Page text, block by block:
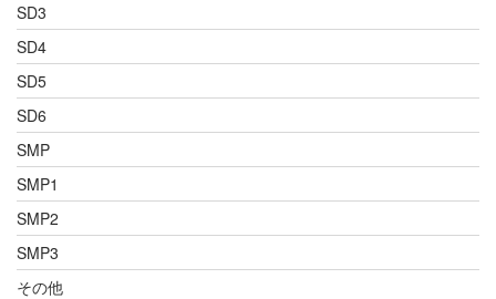
SD3
SD4
SD5
SD6
SMP
SMP1
SMP2
SMP3
その他